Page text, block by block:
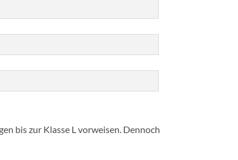
bis zur Klasse L vorweisen. Dennoch